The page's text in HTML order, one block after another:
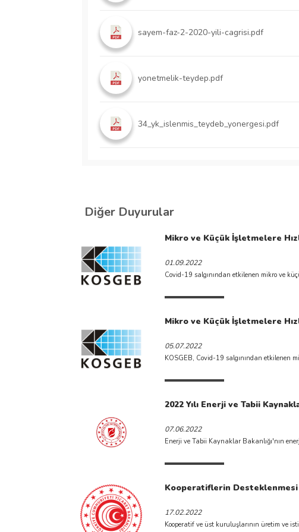
sayem-faz-2-2020-yili-cagrisi.pdf
yonetmelik-teydep.pdf
34_yk_islenmis_teydeb_yonergesi.pdf
Diğer Duyurular
Mikro ve Küçük İşletmelere
01.09.2022
Covid-19 salgınından etkilenen mikro ve
Mikro ve Küçük İşletmelere
05.07.2022
KOSGEB, Covid-19 salgınından etkilenen
2022 Yılı Enerji ve Tabii
07.06.2022
Enerji ve Tabii Kaynaklar Bakanlığı'nın
Kooperatiflerin Desteklenmesi
17.02.2022
Kooperatif ve üst kuruluşlarının üretim ve